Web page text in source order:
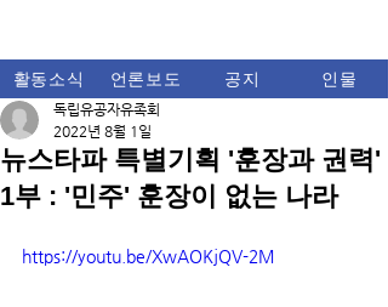
활동소식 언론보도 공지 인물
뉴스타파 특별기획 '훈장과 권력'
1부 : '민주' 훈장이 없는 나라
독립유공자유족회
2022년 8월 1일
https://youtu.be/XwAOKjQV-2M